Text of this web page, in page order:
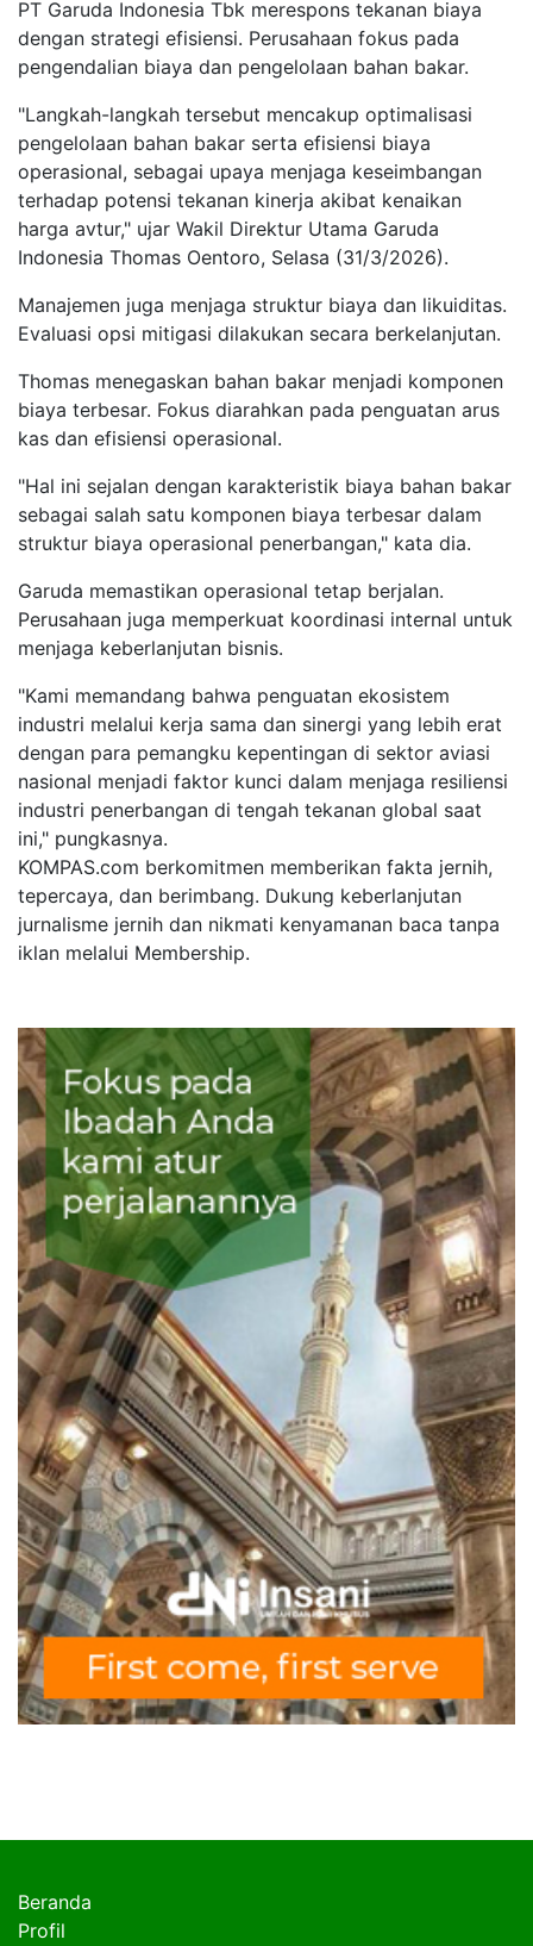
PT Garuda Indonesia Tbk merespons tekanan biaya
dengan strategi efisiensi. Perusahaan fokus pada
pengendalian biaya dan pengelolaan bahan bakar.
"Langkah-langkah tersebut mencakup optimalisasi
pengelolaan bahan bakar serta efisiensi biaya
operasional, sebagai upaya menjaga keseimbangan
terhadap potensi tekanan kinerja akibat kenaikan
harga avtur," ujar Wakil Direktur Utama Garuda
Indonesia Thomas Oentoro, Selasa (31/3/2026).
Manajemen juga menjaga struktur biaya dan likuiditas.
Evaluasi opsi mitigasi dilakukan secara berkelanjutan.
Thomas menegaskan bahan bakar menjadi komponen
biaya terbesar. Fokus diarahkan pada penguatan arus
kas dan efisiensi operasional.
"Hal ini sejalan dengan karakteristik biaya bahan bakar
sebagai salah satu komponen biaya terbesar dalam
struktur biaya operasional penerbangan," kata dia.
Garuda memastikan operasional tetap berjalan.
Perusahaan juga memperkuat koordinasi internal untuk
menjaga keberlanjutan bisnis.
"Kami memandang bahwa penguatan ekosistem
industri melalui kerja sama dan sinergi yang lebih erat
dengan para pemangku kepentingan di sektor aviasi
nasional menjadi faktor kunci dalam menjaga resiliensi
industri penerbangan di tengah tekanan global saat
ini," pungkasnya.
KOMPAS.com berkomitmen memberikan fakta jernih,
tepercaya, dan berimbang. Dukung keberlanjutan
jurnalisme jernih dan nikmati kenyamanan baca tanpa
iklan melalui Membership.
Beranda
Profil